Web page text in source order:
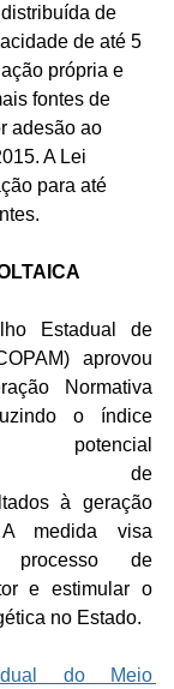
de
de até 5
própria e
fontes de
adesão ao
A Lei
para até
Estadual de
aprovou
Normativa
o índice
de
à geração
medida visa
processo de
e estimular o
no Estado.
do Meio